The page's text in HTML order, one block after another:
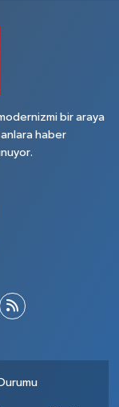
bir araya
haber